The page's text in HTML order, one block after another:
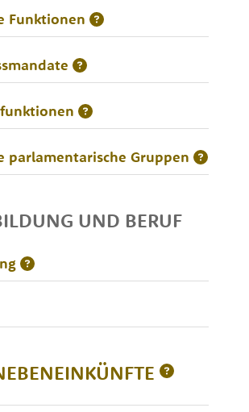
Funktionen
parlamentarische Gruppen
UND BERUF